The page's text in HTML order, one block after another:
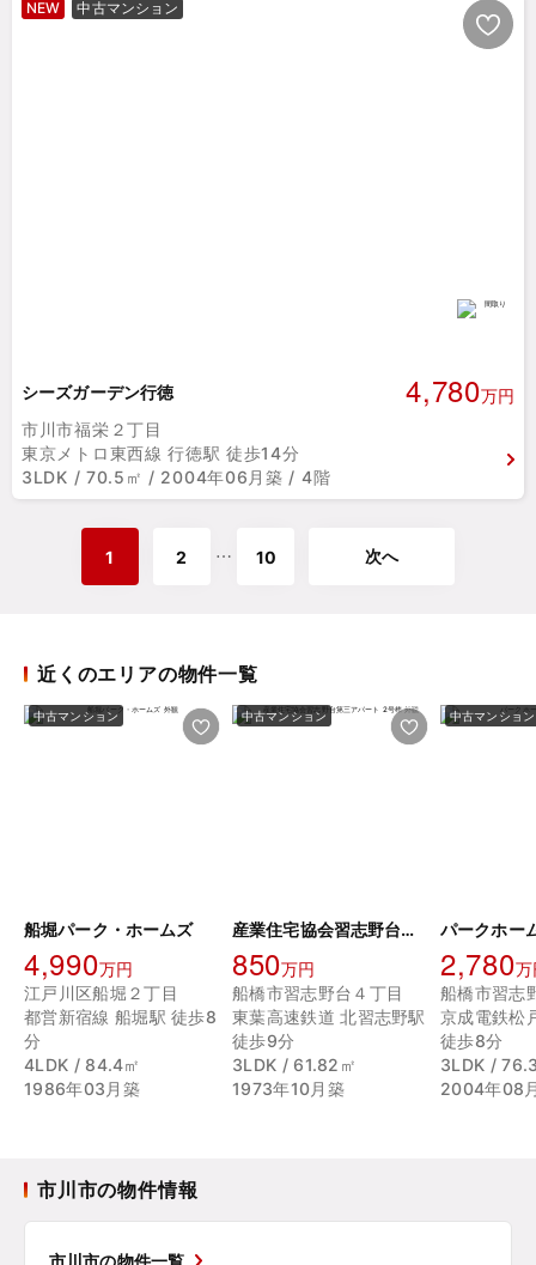
NEW 中古マンション
シーズガーデン行徳 4,780万円
市川市福栄２丁目
東京メトロ東西線 行徳駅 徒歩14分
3LDK / 70.5㎡ / 2004年06月築 / 4階
1 2 ⋯ 10 次へ
近くのエリアの物件一覧
中古マンション
船堀パーク・ホームズ
4,990万円
江戸川区船堀２丁目
都営新宿線 船堀駅 徒歩8
分
4LDK / 84.4㎡
1986年03月築
中古マンション
産業住宅協会習志野台第三アパート 2号棟
850万円
船橋市習志野台４丁目
東葉高速鉄道 北習志野駅
徒歩9分
3LDK / 61.82㎡
1973年10月築
中古マンション
パークホー
2,780万
船橋市習志
京成電鉄松
徒歩8分
3LDK /
2004年08
市川市の物件情報
市川市の物件一覧